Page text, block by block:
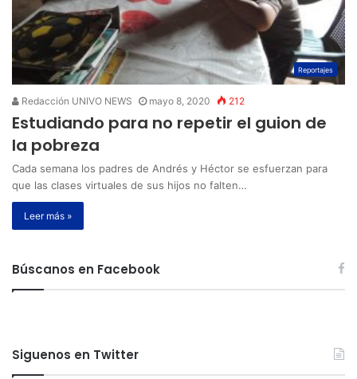
Reportajes
Redacción UNIVO NEWS mayo 8, 2020 212
Estudiando para no repetir el guion de
la pobreza
Cada semana los padres de Andrés y Héctor se esfuerzan para
que las clases virtuales de sus hijos no falten…
Leer más »
Búscanos en Facebook
Siguenos en Twitter